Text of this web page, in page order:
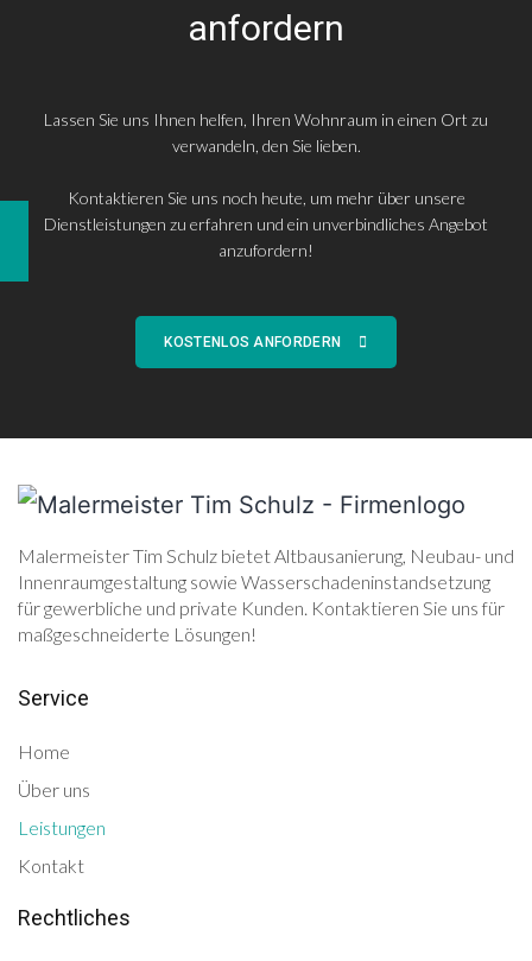
anfordern
Lassen Sie uns Ihnen helfen, Ihren Wohnraum in einen Ort zu
verwandeln, den Sie lieben.
Kontaktieren Sie uns noch heute, um mehr über unsere
Dienstleistungen zu erfahren und ein unverbindliches Angebot
anzufordern!
KOSTENLOS ANFORDERN
Malermeister Tim Schulz bietet Altbausanierung, Neubau- und
Innenraumgestaltung sowie Wasserschadeninstandsetzung
für gewerbliche und private Kunden. Kontaktieren Sie uns für
maßgeschneiderte Lösungen!
Service
Home
Über uns
Leistungen
Kontakt
Rechtliches